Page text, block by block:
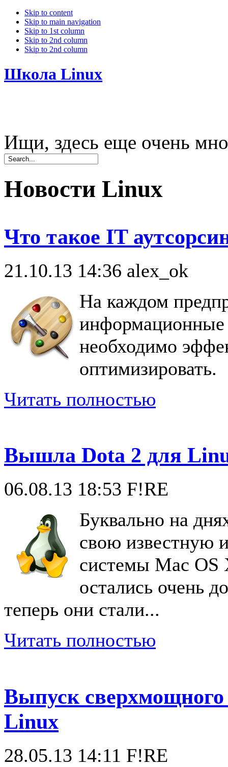
Skip to content
Skip to main navigation
Skip to 1st column
Skip to 2nd column
Skip to 2nd column
Школа Linux
Ищи, здесь еще очень
Новости Linux
Что такое IT
21.10.13 14:36 alex_ok
На каждом
необходимо
оптимизировать.
Читать полностью
Вышла Dota 2 для
06.08.13 18:53 F!RE
Буквально на
свою известную
системы Mac
остались очень
теперь они стали...
Читать полностью
Выпуск
Linux
28.05.13 14:11 F!RE